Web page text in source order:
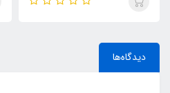
دیدگاه‌ها